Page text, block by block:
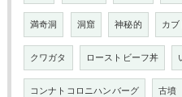
満奇洞 洞窟 神秘的 カブ
クワガタ ローストビーフ丼
コンナトコロニハンバーグ 古墳